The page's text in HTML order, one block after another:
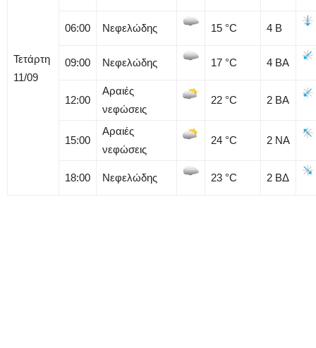
Τετάρτη
11/09
06:00 Νεφελώδης 15 °C 4 Β
09:00 Νεφελώδης 17 °C 4 ΒΑ
12:00
Αραιές
νεφώσεις
22 °C 2 ΒΑ
15:00
Αραιές
νεφώσεις
24 °C 2 ΝΑ
18:00 Νεφελώδης 23 °C 2 ΒΔ